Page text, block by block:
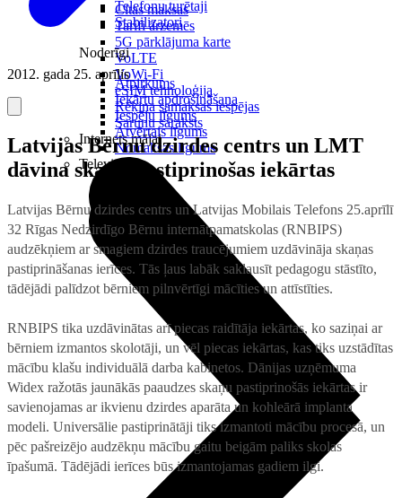
Citas maksas
Tarifi ārzemēs
5G pārklājuma karte
VoLTE
VoWi-Fi
eSIM tehnoloģija
Rēķina samaksas iespējas
Sarunu saraksts
Internets mājai
Telefonu turētaji
Stabilizatori
Noderīgi
Atpirkums
Iekārtu apdrošināšana
Iespēju līgums
Atvērtais līgums
Nomaksas līgums
Televizori
2012. gada 25. aprīlis
Latvijas Bērnu dzirdes centrs un LMT
dāvina skaņu pastiprinošas iekārtas
Latvijas Bērnu dzirdes centrs un Latvijas Mobilais Telefons 25.aprīlī
32 Rīgas Nedzirdīgo Bērnu internātpamatskolas (RNBIPS)
audzēkņiem ar smagiem dzirdes traucējumiem uzdāvināja skaņas
pastiprināšanas ierīces. Tās ļaus labāk saklausīt pedagogu stāstīto,
tādējādi palīdzot bērniem pilnvērtīgi mācīties un attīstīties.
RNBIPS tika uzdāvinātas arī piecas raidītāja iekārtas, ko saziņai ar
bērniem izmantos skolotāji, un vēl piecas iekārtas, kas tiks uzstādītas
mācību klašu individuālā darba kabinetos. Dānijas uzņēmuma
Widex ražotās jaunākās paaudzes skaņu pastiprinošās iekārtas ir
savienojamas ar ikvienu dzirdes aparāta un kohleārā implanta
modeli. Universālie pastiprinātāji tiks izmantoti mācību procesā, un
pēc pašreizējo audzēkņu mācību gaitu beigām paliks skolas
īpašumā. Tādējādi ierīces būs izmantojamas gadiem ilgi.